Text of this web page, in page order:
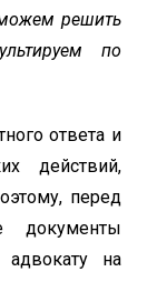
решить
по
ответа и
действий,
перед
документы
на